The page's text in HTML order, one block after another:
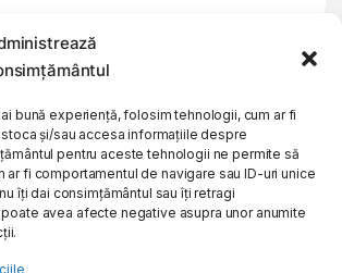
bună experiență, folosim tehnologii, cum ar fi
și/sau accesa informațiile despre
pentru aceste tehnologii ne permite să
ar fi comportamentul de navigare sau ID-uri unice
îți dai consimțământul sau îți retragi
avea afecte negative asupra unor anumite